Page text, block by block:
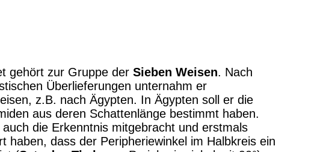
gehört zur Gruppe der Sieben Weisen. Nach
Überlieferungen unternahm er
z.B. nach Ägypten. In Ägypten soll er die
aus deren Schattenlänge bestimmt haben.
die Erkenntnis mitgebracht und erstmals
haben, dass der Peripheriewinkel im Halbkreis ein